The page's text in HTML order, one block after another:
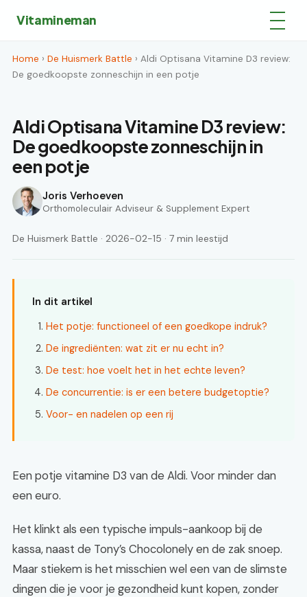
Vitamineman
Home › De Huismerk Battle › Aldi Optisana Vitamine D3 review:
De goedkoopste zonneschijn in een potje
Aldi Optisana Vitamine D3 review:
De goedkoopste zonneschijn in
een potje
Joris Verhoeven
Orthomoleculair Adviseur & Supplement Expert
De Huismerk Battle · 2026-02-15 · 7 min leestijd
In dit artikel
Het potje: functioneel of een goedkope indruk?
De ingrediënten: wat zit er nu echt in?
De test: hoe voelt het in het echte leven?
De concurrentie: is er een betere budgetoptie?
Voor- en nadelen op een rij
Een potje vitamine D3 van de Aldi. Voor minder dan
een euro.
Het klinkt als een typische impuls-aankoop bij de
kassa, naast de Tony’s Chocolonely en de zak snoep.
Maar stiekem is het misschien wel een van de slimste
dingen die je voor je gezondheid kunt kopen, zonder